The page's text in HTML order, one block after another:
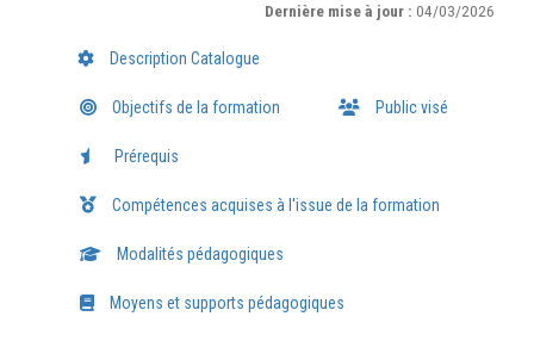
Dernière mise à jour :04/03/2026
Description Catalogue
Objectifs de la formation Public visé
Prérequis
Compétences acquises à l'issue de la formation
Modalités pédagogiques
Moyens et supports pédagogiques